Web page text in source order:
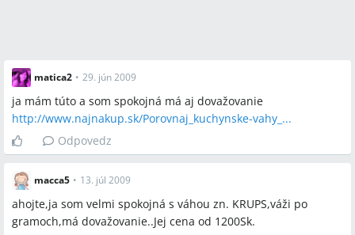
matica2 • 29. jún 2009
ja mám túto a som spokojná má aj dovažovanie
http://www.najnakup.sk/Porovnaj_kuchynske-vahy_...
Odpovedz
macca5 • 13. júl 2009
ahojte,ja som velmi spokojná s váhou zn. KRUPS,váži po
gramoch,má dovažovanie..Jej cena od 1200Sk.